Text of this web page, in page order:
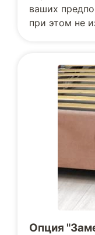
ваших
при этом не
Опция